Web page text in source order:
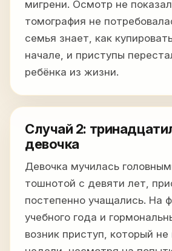
мигрени. Осмотр не
томография не
семья знает, как
начале, и приступы
ребёнка из жизни.
Случай 2:
девочка
Девочка мучилась
тошнотой с девяти лет,
постепенно учащались. На
учебного года и
возник приступ, который